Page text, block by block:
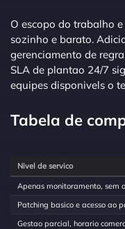
O escopo do trabalho
sozinho e barato.
gerenciamento de
SLA de plantao 24/7
equipes disponivels o
Tabela de
Nivel de servico
Apenas monitoramento, sem
Patching basico e acesso ao
Gestao parcial, horario